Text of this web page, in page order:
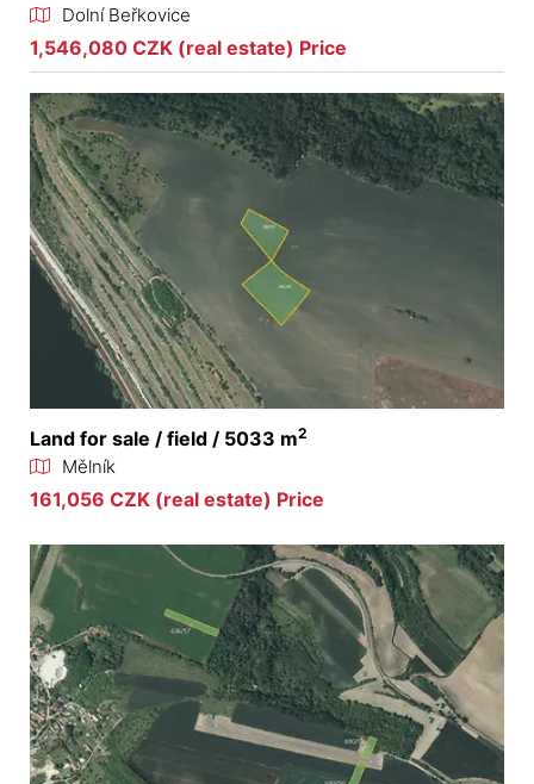
Dolní Beřkovice
1,546,080 CZK (real estate) Price
Land for sale / field / 5033 m2
Mělník
161,056 CZK (real estate) Price